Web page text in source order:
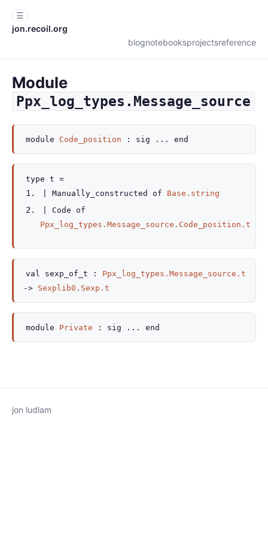
☰
jon.recoil.org
blognotebooksprojectsreference
Module
Ppx_log_types.Message_source
module Code_position : sig ... end
type t =
Manually_constructed of
Base.string
Code
of
Ppx_log_types.Message_source.Code_position.t
val sexp_of_t : Ppx_log_types.Message_source.t
-> Sexplib0.Sexp.t
module Private : sig ... end
jon ludlam